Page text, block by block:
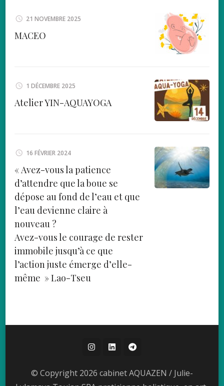
21 NOVEMBRE 2025
MACEO
1 DÉCEMBRE 2025
Atelier YIN-AQUAYOGA
16 FÉVRIER 2024
« Avez-vous la patience
d’attendre que la boue se
dépose au fond de l’eau et que
l’eau devienne claire à
nouveau ?
Avez-vous le courage de rester
immobile jusqu’à ce que
l’action juste émerge d’elle-
même » Lao-Tseu
© Copyright 2026 cabinet AQUAZEN / Julie-